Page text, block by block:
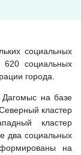
социальных
620 социальных
города.
Дагомыс на базе
кластер
кластер
два социальных
на